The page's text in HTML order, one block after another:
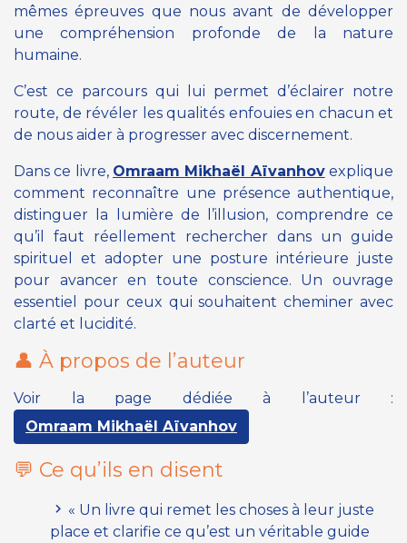
mêmes épreuves que nous avant de développer
une compréhension profonde de la nature
humaine.
C’est ce parcours qui lui permet d’éclairer notre
route, de révéler les qualités enfouies en chacun et
de nous aider à progresser avec discernement.
Dans ce livre, Omraam Mikhaël Aïvanhovexplique
comment reconnaître une présence authentique,
distinguer la lumière de l’illusion, comprendre ce
qu’il faut réellement rechercher dans un guide
spirituel et adopter une posture intérieure juste
pour avancer en toute conscience. Un ouvrage
essentiel pour ceux qui souhaitent cheminer avec
clarté et lucidité.
👤 À propos de l’auteur
Voir la page dédiée à l’auteur :
Omraam Mikhaël Aïvanhov
💬 Ce qu’ils en disent
« Un livre qui remet les choses à leur juste
place et clarifie ce qu’est un véritable guide